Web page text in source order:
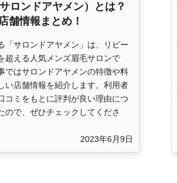
ロンドアヤメン）とは？
舗情報まとめ！
「サロンドアヤメン」は、リピー
超える人気メンズ眉毛サロンで
ではサロンドアヤメンの特徴や料
い店舗情報を紹介します。利用者
コミをもとに評判が良い理由につ
ので、ぜひチェックしてくださ
2023年6月9日